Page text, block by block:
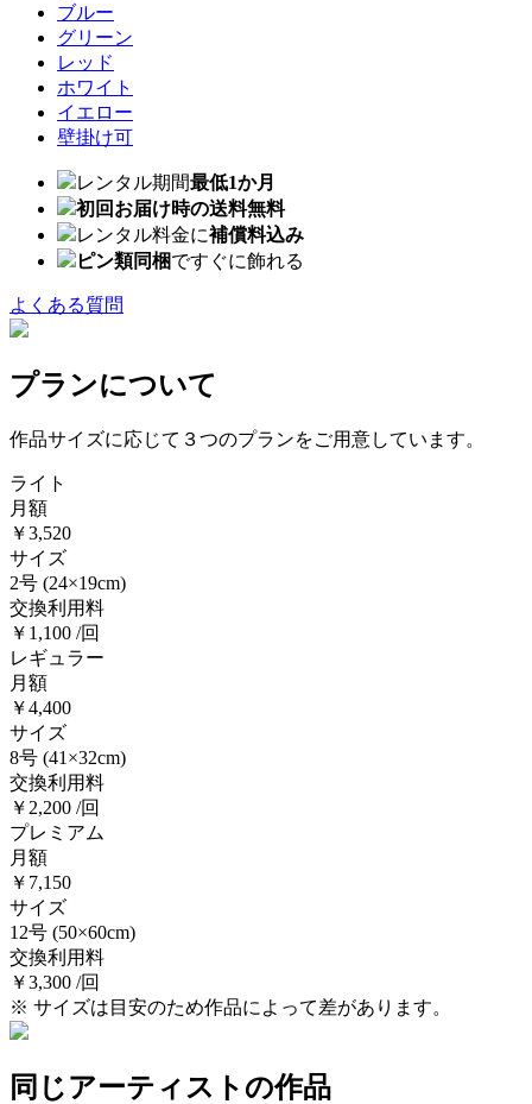
ブルー
グリーン
レッド
ホワイト
イエロー
壁掛け可
レンタル期間最低1か月
初回お届け時の送料無料
レンタル料金に補償料込み
ピン類同梱ですぐに飾れる
よくある質問
プランについて
作品サイズに応じて３つのプランをご用意しています。
ライト
月額
￥3,520
サイズ
2号 (24×19cm)
交換利用料
￥1,100 /回
レギュラー
月額
￥4,400
サイズ
8号 (41×32cm)
交換利用料
￥2,200 /回
プレミアム
月額
￥7,150
サイズ
12号 (50×60cm)
交換利用料
￥3,300 /回
※ サイズは目安のため作品によって差があります。
同じアーティストの作品